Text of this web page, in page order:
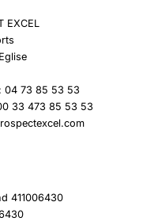
EXCEL
04 73 85 53 53
33 473 85 53 53
411006430